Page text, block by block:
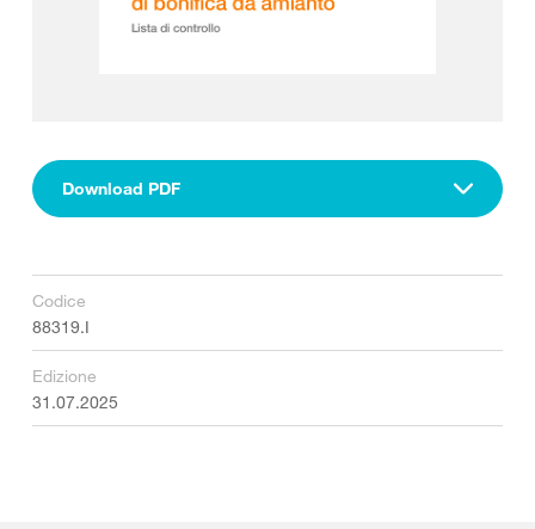
Download PDF
Codice
88319.I
Edizione
31.07.2025